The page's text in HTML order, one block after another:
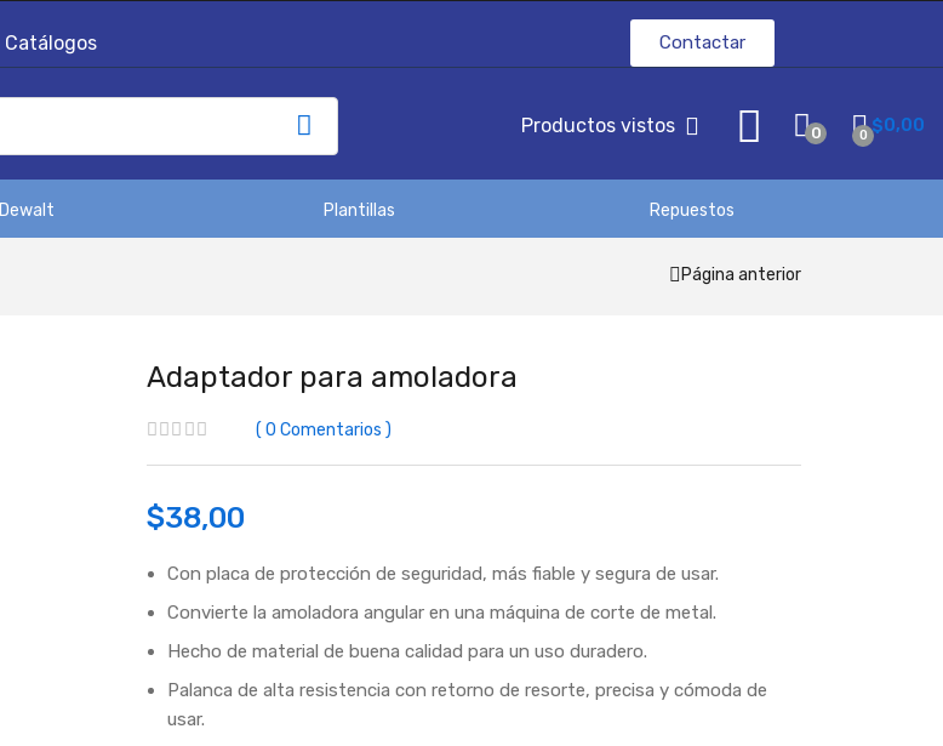
Catálogos Contactar
Productos vistos 0 0 $0,00
Dewalt Plantillas Repuestos
Página anterior
Adaptador para amoladora
0 Comentarios
$38,00
Con placa de protección de seguridad, más fiable y segura de usar.
Convierte la amoladora angular en una máquina de corte de metal.
Hecho de material de buena calidad para un uso duradero.
Palanca de alta resistencia con retorno de resorte, precisa y cómoda de
usar.